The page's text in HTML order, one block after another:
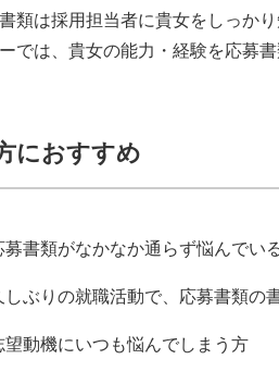
類は採用担当者に貴女をしっか
では、貴女の能力・経験を応募
におすすめ
募書類がなかなか通らず悩んでい
しぶりの就職活動で、応募書類の
望動機にいつも悩んでしまう方